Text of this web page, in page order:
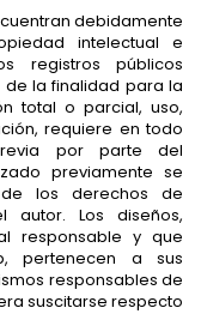
debidamente
intelectual e
registros públicos
la finalidad para la
total o parcial, uso,
requiere en todo
por parte del
previamente se
los derechos de
autor. Los diseños,
responsable y que
pertenecen a sus
responsables de
suscitarse respecto